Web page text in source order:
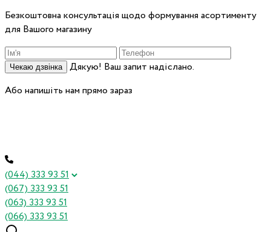
Безкоштовна консультація щодо формування асортименту
для Вашого магазину
Чекаю дзвінка
Дякую! Ваш запит надіслано.
Або напишіть нам прямо зараз
(044) 333 93 51
(067) 333 93 51
(063) 333 93 51
(066) 333 93 51